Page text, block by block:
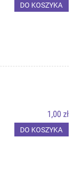
DO KOSZYKA
1,00 zł
DO KOSZYKA